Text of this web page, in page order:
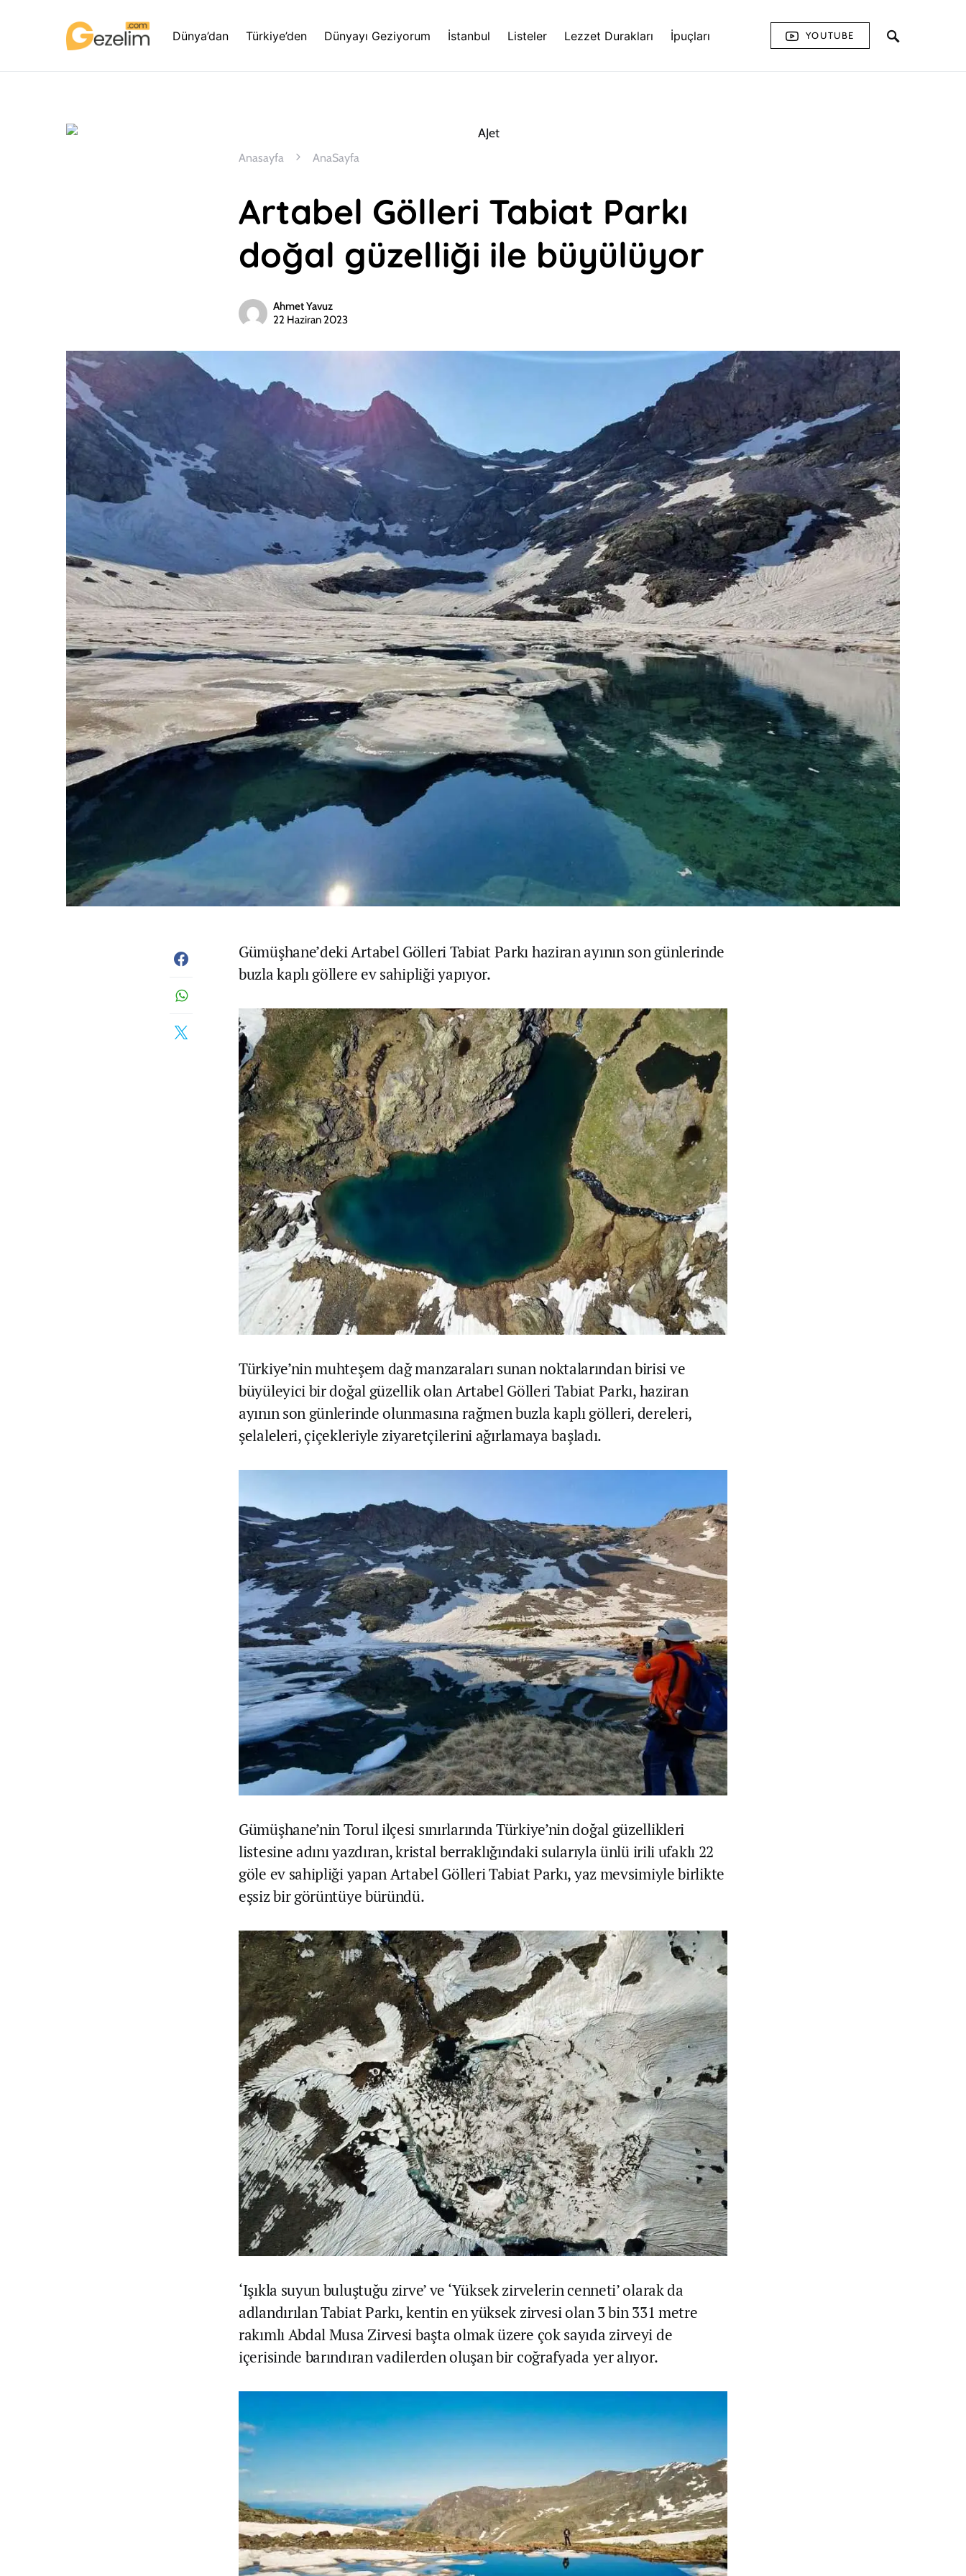
Dünya’dan Türkiye’den Dünyayı Geziyorum İstanbul Listeler Lezzet Durakları İpuçları YOUTUBE
Anasayfa AnaSayfa
Artabel Gölleri Tabiat Parkı
doğal güzelliği ile büyülüyor
Ahmet Yavuz
22 Haziran 2023
Gümüşhane’deki Artabel Gölleri Tabiat Parkı haziran ayının son günlerinde
buzla kaplı göllere ev sahipliği yapıyor.
Türkiye’nin muhteşem dağ manzaraları sunan noktalarından birisi ve
büyüleyici bir doğal güzellik olan Artabel Gölleri Tabiat Parkı, haziran
ayının son günlerinde olunmasına rağmen buzla kaplı gölleri, dereleri,
şelaleleri, çiçekleriyle ziyaretçilerini ağırlamaya başladı.
Gümüşhane’nin Torul ilçesi sınırlarında Türkiye’nin doğal güzellikleri
listesine adını yazdıran, kristal berraklığındaki sularıyla ünlü irili ufaklı 22
göle ev sahipliği yapan Artabel Gölleri Tabiat Parkı, yaz mevsimiyle birlikte
eşsiz bir görüntüye büründü.
‘Işıkla suyun buluştuğu zirve’ ve ‘Yüksek zirvelerin cenneti’ olarak da
adlandırılan Tabiat Parkı, kentin en yüksek zirvesi olan 3 bin 331 metre
rakımlı Abdal Musa Zirvesi başta olmak üzere çok sayıda zirveyi de
içerisinde barındıran vadilerden oluşan bir coğrafyada yer alıyor.